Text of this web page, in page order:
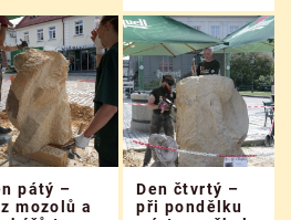
pátý –
mozolů a
Den čtvrtý –
při pondělku